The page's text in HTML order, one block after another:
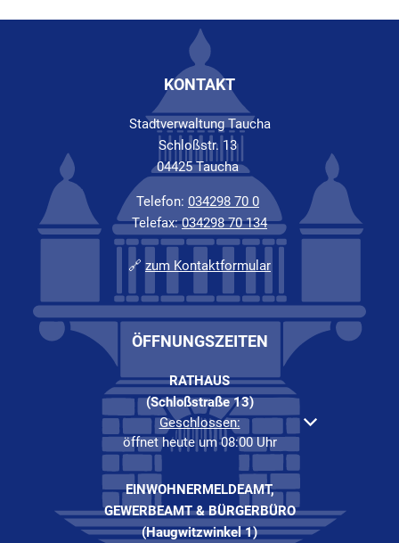
KONTAKT
Stadtverwaltung Taucha
Schloßstr. 13
04425 Taucha
Telefon: 034298 70 0
Telefax:034298 70 134
🔗 zum Kontaktformular
ÖFFNUNGSZEITEN
RATHAUS
(Schloßstraße 13)
Klicken, um weitere Öffnungs- oder Schließzeiten
Geschlossen:
öffnet heute um 08:00 Uhr
EINWOHNERMELDEAMT,
GEWERBEAMT & BÜRGERBÜRO
(Haugwitzwinkel 1)